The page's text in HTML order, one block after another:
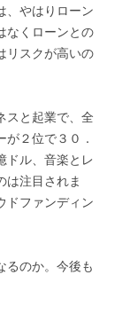
、やはりローン
なくローンとの
リスクが高いの
スと起業で、全
２位で３０．
ドル、音楽とレ
は注目されま
ドファンディン
るのか。今後も